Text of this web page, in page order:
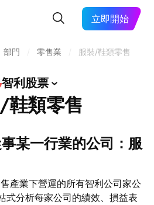
立即開始
部門 零售業 服裝/鞋類零售
智利股票
鞋類零售
產業下營運的所有智利公司家公
式分析每家公司的績效、損益表